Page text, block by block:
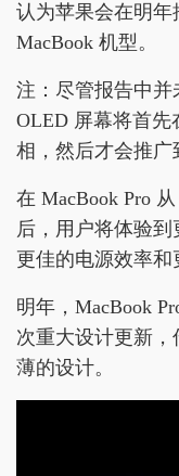
认为苹果会在明年
MacBook 机型。
注：尽管报告中
OLED 屏幕将首先
相，然后才会推广
在 MacBook Pro
后，用户将体验到
更佳的电源效率和
明年，MacBook
次重大设计更新
薄的设计。